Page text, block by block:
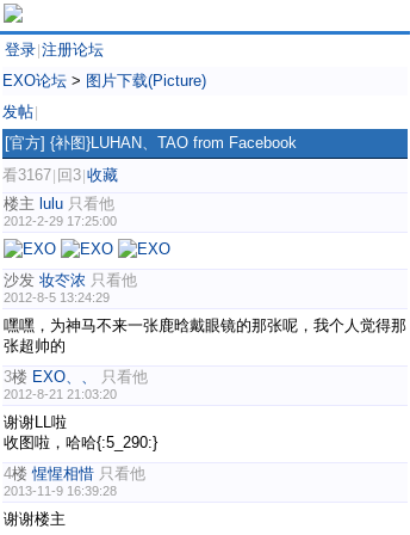
登录 注册论坛
EXO论坛 > 图片下载(Picture)
发帖
[官方] {补图}LUHAN、TAO from Facebook
看3167 回3 收藏
楼主 lulu 只看他
2012-2-29 17:25:00
沙发 妆冭浓 只看他
2012-8-5 13:24:29
嘿嘿，为神马不来一张鹿晗戴眼镜的那张呢，我个人觉得那
张超帅的
3楼 EXO、、 只看他
2012-8-21 21:03:20
谢谢LL啦
收图啦，哈哈{:5_290:}
4楼惺惺相惜 只看他
2013-11-9 16:39:28
谢谢楼主